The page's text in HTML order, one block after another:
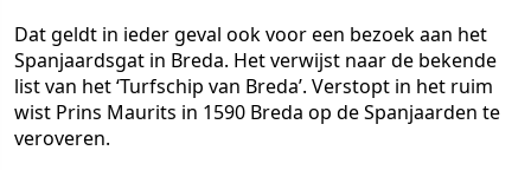
Dat geldt in ieder geval ook voor een bezoek aan het
Spanjaardsgat in Breda. Het verwijst naar de bekende
list van het ‘Turfschip van Breda’. Verstopt in het ruim
wist Prins Maurits in 1590 Breda op de Spanjaarden te
veroveren.